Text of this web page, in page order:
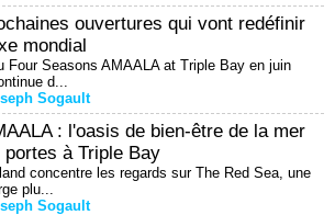
ouvertures qui vont redéfinir
mondial
Four Seasons AMAALA at Triple Bay en juin
d...
Sogault
: l'oasis de bien-être de la mer
à Triple Bay
concentre les regards sur The Red Sea, une
plu...
Sogault